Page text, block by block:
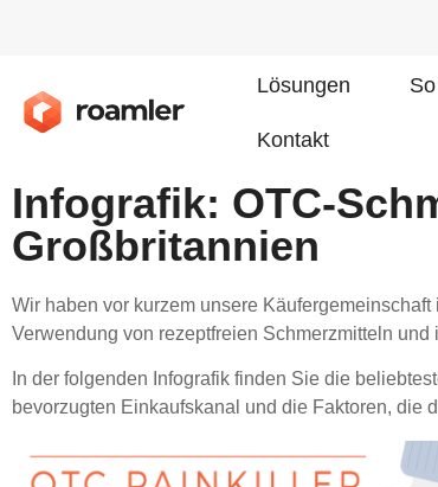
Lösungen
Kontakt
Infografik: OTC-
Großbritannien
Wir haben vor kurzem unsere
Verwendung von rezeptfreien Schmerzmitteln
In der folgenden Infografik finden Sie die
bevorzugten Einkaufskanal und die Faktoren, die